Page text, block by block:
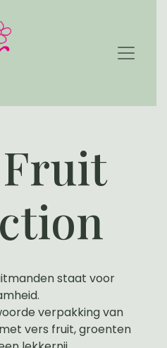
staat voor
verpakking van
vers fruit, groenten